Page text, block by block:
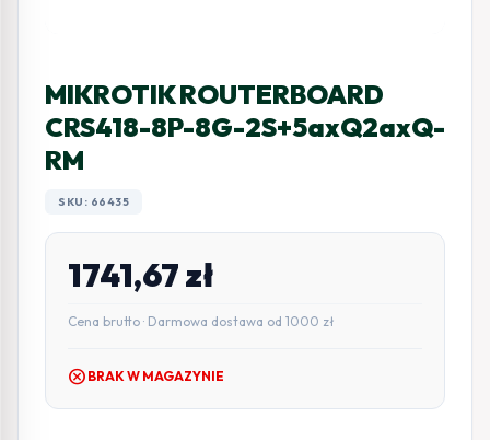
MIKROTIK ROUTERBOARD
CRS418-8P-8G-2S+5axQ2axQ-
RM
SKU: 66435
1741,67zł
Cena brutto · Darmowa dostawa od 1000 zł
cancel BRAK W MAGAZYNIE